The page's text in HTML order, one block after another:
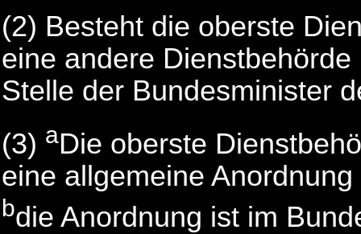
(2) Besteht die oberste
eine andere
Stelle der Bundesminister
(3) aDie oberste
eine allgemeine
bdie Anordnung ist im